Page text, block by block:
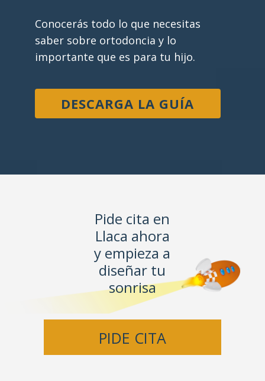
Conocerás todo lo que necesitas
saber sobre ortodoncia y lo
importante que es para tu hijo.
DESCARGA LA GUÍA
Pide cita en
Llaca ahora
y empieza a
diseñar tu
sonrisa
PIDE CITA